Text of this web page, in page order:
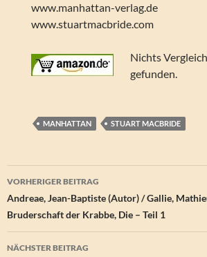
www.manhattan-verlag.de
www.stuartmacbride.com
Nichts
gefunden.
MANHATTAN STUART MACBRIDE
Beitragsnavigation
VORHERIGER BEITRAG
Andreae, Jean-Baptiste (Autor) / Gallie,
Bruderschaft der Krabbe, Die – Teil 1
NÄCHSTER BEITRAG